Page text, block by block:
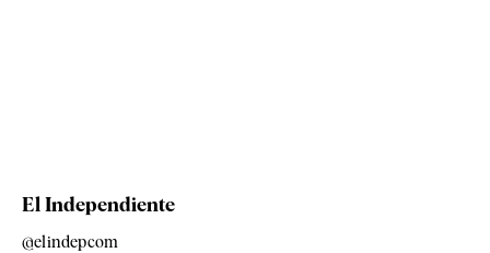
El Independiente
@elindepcom